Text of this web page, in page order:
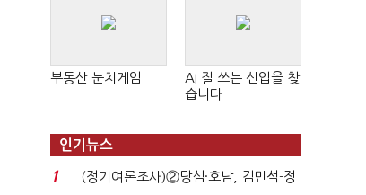
부동산 눈치게임
AI 잘 쓰는 신입을 찾
습니다
인기뉴스
1
(정기여론조사)②당심·호남, 김민석-정